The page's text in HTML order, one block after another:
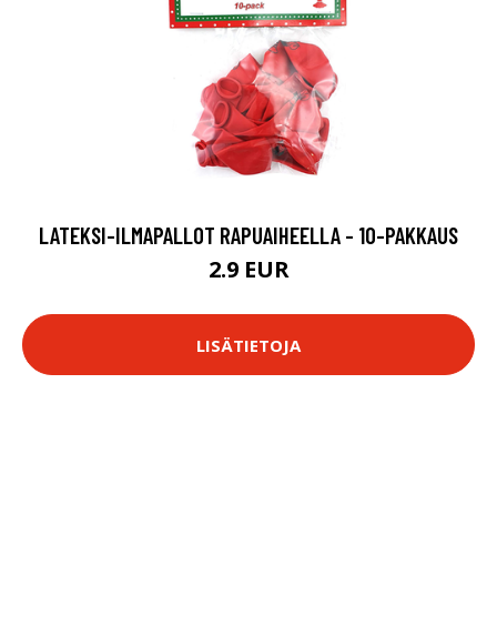
LATEKSI-ILMAPALLOT RAPUAIHEELLA - 10-PAKKAUS
2.9 EUR
LISÄTIETOJA